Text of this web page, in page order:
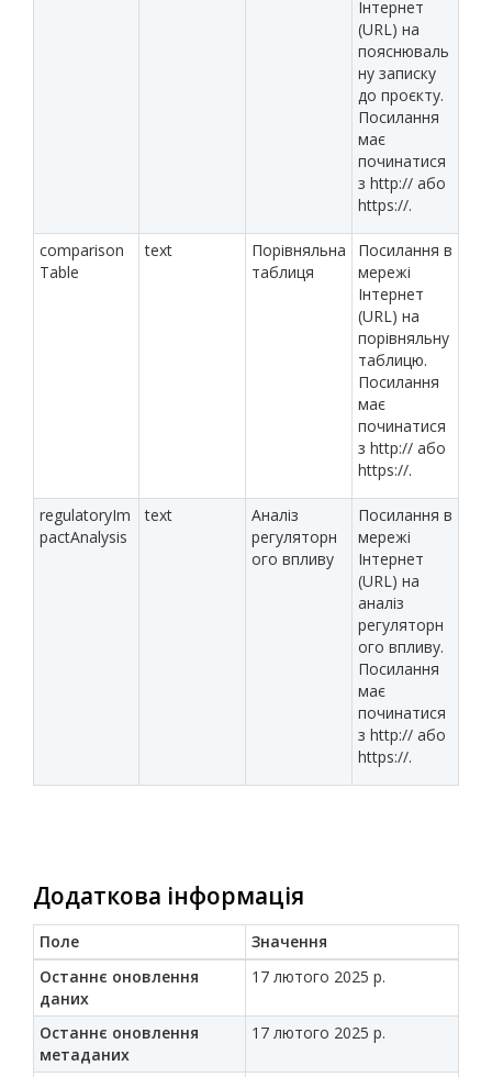
Інтернет
(URL) на
пояснюваль
ну записку
до проєкту.
Посилання
має
починатися
з http:// або
https://.
comparison
Table
text
Порівняльна
таблиця
Посилання в
мережі
Інтернет
(URL) на
порівняльну
таблицю.
Посилання
має
починатися
з http:// або
https://.
regulatoryIm
pactAnalysis
text
Аналіз
регуляторн
ого впливу
Посилання в
мережі
Інтернет
(URL) на
аналіз
регуляторн
ого впливу.
Посилання
має
починатися
з http:// або
https://.
Додаткова інформація
Поле
Значення
Останнє оновлення
даних
17 лютого 2025 р.
Останнє оновлення
метаданих
17 лютого 2025 р.